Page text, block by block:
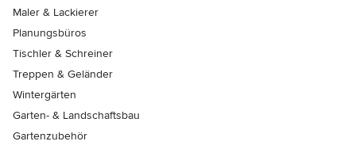
Maler & Lackierer
Planungsbüros
Tischler & Schreiner
Treppen & Geländer
Wintergärten
Garten- & Landschaftsbau
Gartenzubehör